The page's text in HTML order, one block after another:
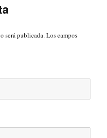
será publicada.Los campos